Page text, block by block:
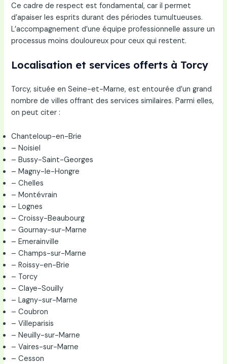
Ce cadre de respect est fondamental, car il permet
d’apaiser les esprits durant des périodes tumultueuses.
L’accompagnement d’une équipe professionnelle assure un
processus moins douloureux pour ceux qui restent.
Localisation et services offerts à Torcy
Torcy, située en Seine-et-Marne, est entourée d’un grand
nombre de villes offrant des services similaires. Parmi elles,
on peut citer :
Chanteloup-en-Brie
– Noisiel
– Bussy-Saint-Georges
– Magny-le-Hongre
– Chelles
– Montévrain
– Lognes
– Croissy-Beaubourg
– Gournay-sur-Marne
– Emerainville
– Champs-sur-Marne
– Roissy-en-Brie
– Torcy
– Claye-Souilly
– Lagny-sur-Marne
– Coubron
– Villeparisis
– Neuilly-sur-Marne
– Vaires-sur-Marne
– Cesson